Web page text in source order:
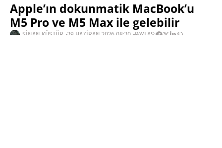
Apple’ın dokunmatik MacBook’u
M5 Pro ve M5 Max ile gelebilir
SINAN KÜSTÜR 29 HAZIRAN 2026 08:20 PAYLAŞ: